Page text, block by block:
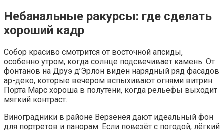
Небанальные ракурсы: где сделать
хороший кадр
Собор красиво смотрится от восточной апсиды,
особенно утром, когда солнце подсвечивает камень. От
фонтанов на Друэ д’Эрлон виден нарядный ряд фасадов
ар-деко, которые вечером вспыхивают огнями витрин.
Порта Марс хороша в полутени, когда рельефы выходит
мягкий контраст.
Виноградники в районе Верзенея дают идеальный фон
для портретов и панорам. Если повезёт с погодой, лёгкий